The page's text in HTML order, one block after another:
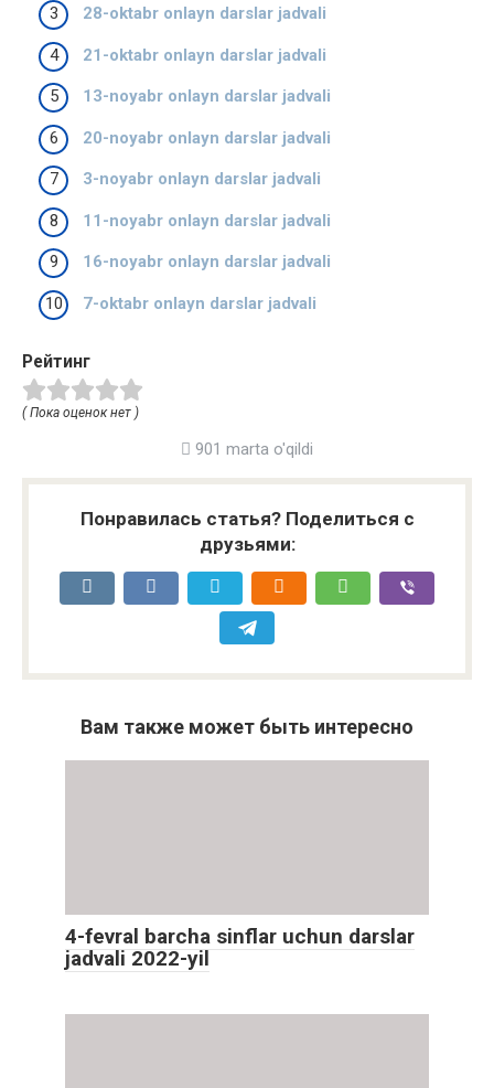
28-oktabr onlayn darslar jadvali
21-oktabr onlayn darslar jadvali
13-noyabr onlayn darslar jadvali
20-noyabr onlayn darslar jadvali
3-noyabr onlayn darslar jadvali
11-noyabr onlayn darslar jadvali
16-noyabr onlayn darslar jadvali
7-oktabr onlayn darslar jadvali
Рейтинг
( Пока оценок нет )
901 marta o'qildi
Понравилась статья? Поделиться с
друзьями:
Вам также может быть интересно
4-fevral barcha sinflar uchun darslar
jadvali 2022-yil